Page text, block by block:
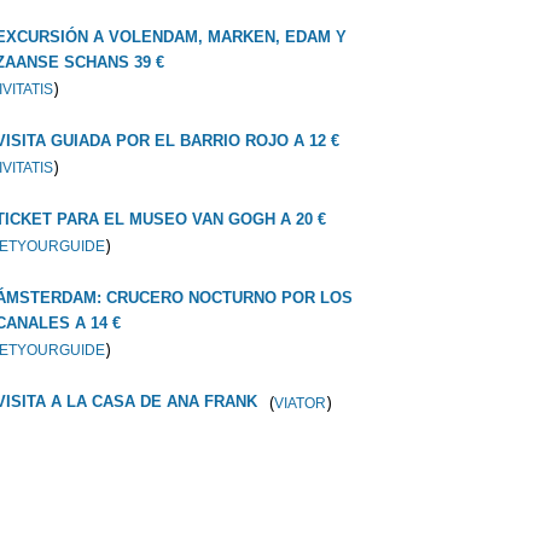
A VOLENDAM, MARKEN, EDAM Y
SCHANS 39 €
)
GUIADA POR EL BARRIO ROJO A 12 €
)
PARA EL MUSEO VAN GOGH A 20 €
)
CRUCERO NOCTURNO POR LOS
A 14 €
)
A LA CASA DE ANA FRANK (VIATOR)